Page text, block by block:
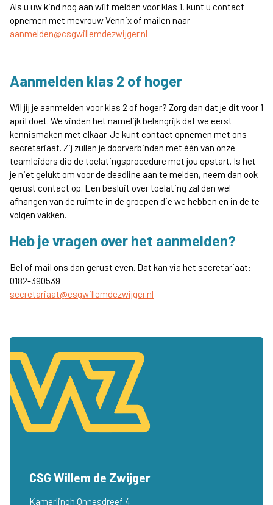
Als u uw kind nog aan wilt melden voor klas 1, kunt u contact
opnemen met mevrouw Vennix of mailen naar
aanmelden@csgwillemdezwijger.nl
Aanmelden klas 2 of hoger
Wil jij je aanmelden voor klas 2 of hoger? Zorg dan dat je dit voor 1
april doet. We vinden het namelijk belangrijk dat we eerst
kennismaken met elkaar. Je kunt contact opnemen met ons
secretariaat. Zij zullen je doorverbinden met één van onze
teamleiders die de toelatingsprocedure met jou opstart. Is het
je niet gelukt om voor de deadline aan te melden, neem dan ook
gerust contact op. Een besluit over toelating zal dan wel
afhangen van de ruimte in de groepen die we hebben en in de te
volgen vakken.
Heb je vragen over het aanmelden?
Bel of mail ons dan gerust even. Dat kan via het secretariaat:
0182-390539
secretariaat@csgwillemdezwijger.nl
CSG Willem de Zwijger
Kamerlingh Onnesdreef 4